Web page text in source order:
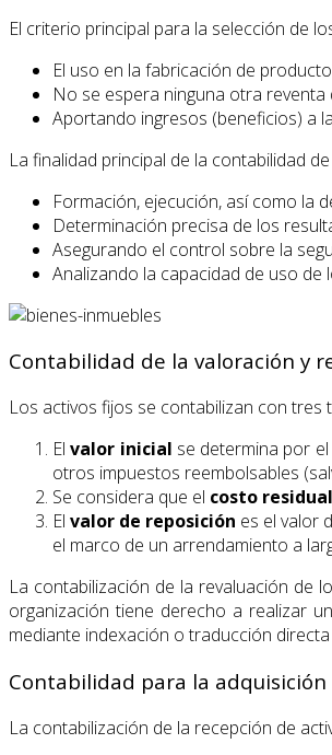
El criterio principal para la selección de
El uso en la fabricación de
No se espera ninguna otra reventa
Aportando ingresos (beneficios) a
La finalidad principal de la contabilidad
Formación, ejecución, así como la
Determinación precisa de los
Asegurando el control sobre la
Analizando la capacidad de uso de
Contabilidad de la valoración y
Los activos fijos se contabilizan con tres
Elvalor inicial se determina por
otros impuestos reembolsables
Se considera que el costo residual
El valor de reposición es el valor
el marco de un arrendamiento a
La contabilización de la revaluación de
organización tiene derecho a realizar
mediante indexación o traducción
Contabilidad para la adquisición
La contabilización de la recepción de